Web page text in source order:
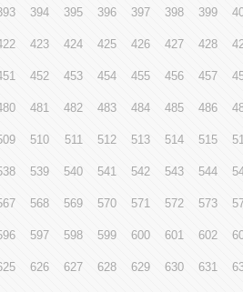
394 395 396 397 398 399
423 424 425 426 427 428
452 453 454 455 456 457
481 482 483 484 485 486
510 511 512 513 514 515
539 540 541 542 543 544
568 569 570 571 572 573
597 598 599 600 601 602
626 627 628 629 630 631